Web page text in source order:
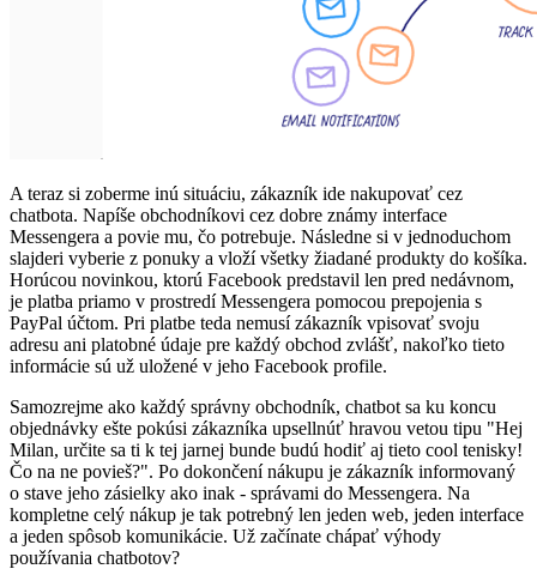
A teraz si zoberme inú situáciu, zákazník ide nakupovať cez
chatbota. Napíše obchodníkovi cez dobre známy interface
Messengera a povie mu, čo potrebuje. Následne si v jednoduchom
slajderi vyberie z ponuky a vloží všetky žiadané produkty do košíka.
Horúcou novinkou, ktorú Facebook predstavil len pred nedávnom,
je platba priamo v prostredí Messengera pomocou prepojenia s
PayPal účtom. Pri platbe teda nemusí zákazník vpisovať svoju
adresu ani platobné údaje pre každý obchod zvlášť, nakoľko tieto
informácie sú už uložené v jeho Facebook profile.
Samozrejme ako každý správny obchodník, chatbot sa ku koncu
objednávky ešte pokúsi zákazníka upsellnúť hravou vetou tipu "Hej
Milan, určite sa ti k tej jarnej bunde budú hodiť aj tieto cool tenisky!
Čo na ne povieš?". Po dokončení nákupu je zákazník informovaný
o stave jeho zásielky ako inak - správami do Messengera. Na
kompletne celý nákup je tak potrebný len jeden web, jeden interface
a jeden spôsob komunikácie. Už začínate chápať výhody
používania chatbotov?